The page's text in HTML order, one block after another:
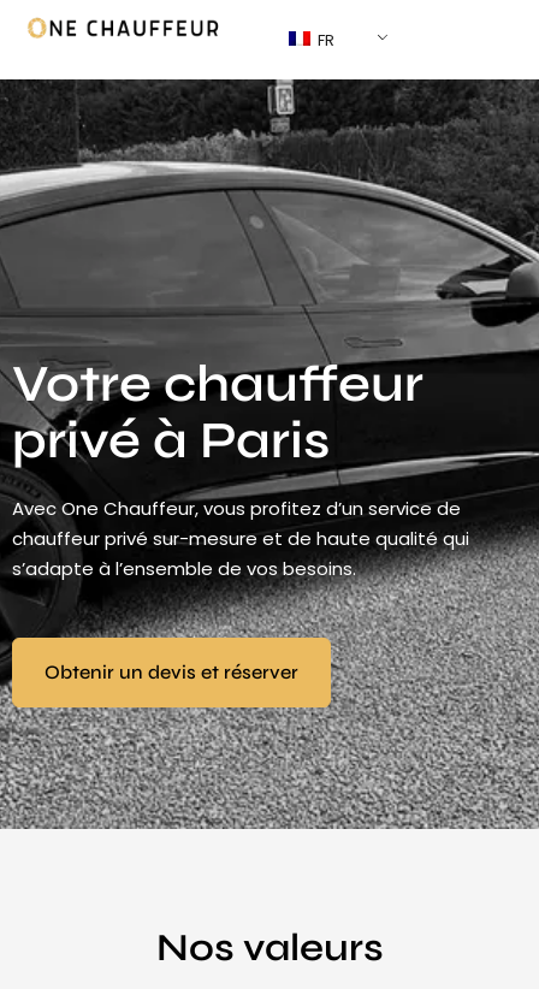
FR
Votre chauffeur
privé à Paris
Avec One Chauffeur, vous profitez d’un service de
chauffeur privé sur-mesure et de haute qualité qui
s’adapte à l’ensemble de vos besoins.
Obtenir un devis et réserver
Nos valeurs